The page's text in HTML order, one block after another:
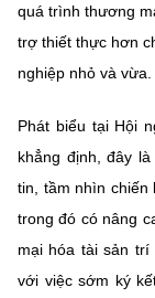
Giám đốc Trung
Địa chỉ: Ban Biên
Điện thoại: 024
Email:
(Ghi rõ nguồn
website này)
quá trình thương
trợ thiết thực hơn
nghiệp nhỏ và vừa.
Phát biểu tại Hội
khẳng định, đây
tin, tầm nhìn chiến
trong đó có nâng
mại hóa tài sản
với việc sớm ký